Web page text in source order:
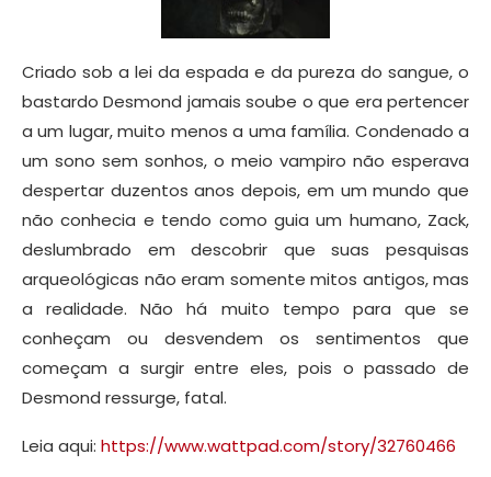
Criado sob a lei da espada e da pureza do sangue, o
bastardo Desmond jamais soube o que era pertencer
a um lugar, muito menos a uma família. Condenado a
um sono sem sonhos, o meio vampiro não esperava
despertar duzentos anos depois, em um mundo que
não conhecia e tendo como guia um humano, Zack,
deslumbrado em descobrir que suas pesquisas
arqueológicas não eram somente mitos antigos, mas
a realidade. Não há muito tempo para que se
conheçam ou desvendem os sentimentos que
começam a surgir entre eles, pois o passado de
Desmond ressurge, fatal.
Leia aqui: https://www.wattpad.com/story/32760466